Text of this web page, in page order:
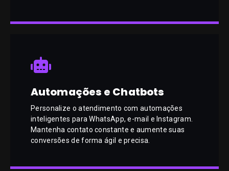
Automações e Chatbots
Personalize o atendimento com automações
inteligentes para WhatsApp, e-mail e Instagram.
Mantenha contato constante e aumente suas
conversões de forma ágil e precisa.